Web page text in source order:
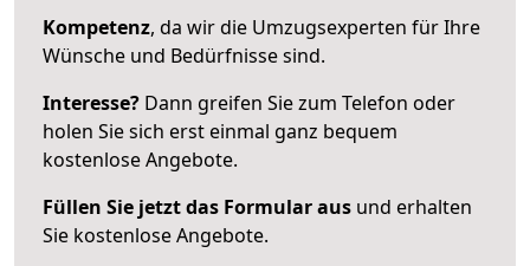
Kompetenz, da wir die Umzugsexperten für Ihre
Wünsche und Bedürfnisse sind.
Interesse? Dann greifen Sie zum Telefon oder
holen Sie sich erst einmal ganz bequem
kostenlose Angebote.
Füllen Sie jetzt das Formular aus und erhalten
Sie kostenlose Angebote.